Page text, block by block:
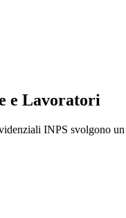
e Lavoratori
INPS svolgono